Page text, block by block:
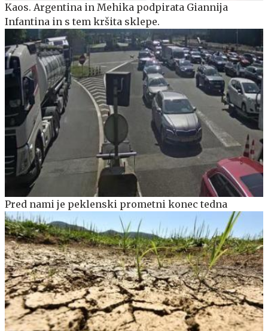
Kaos. Argentina in Mehika podpirata Giannija
Infantina in s tem kršita sklepe.
Pred nami je peklenski prometni konec tedna